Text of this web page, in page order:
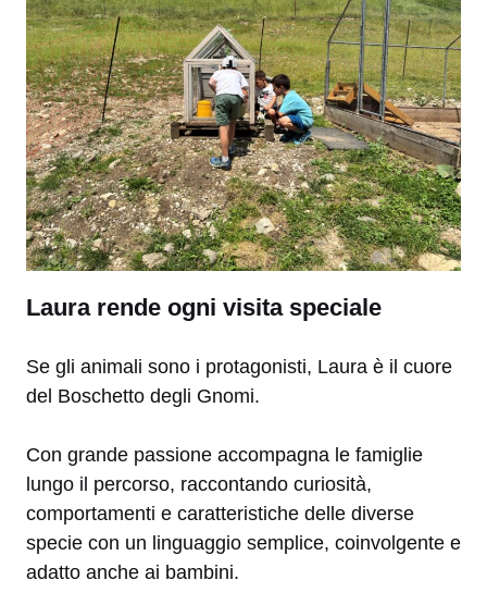
Laura rende ogni visita speciale
Se gli animali sono i protagonisti, Laura è il cuore
del Boschetto degli Gnomi.
Con grande passione accompagna le famiglie
lungo il percorso, raccontando curiosità,
comportamenti e caratteristiche delle diverse
specie con un linguaggio semplice, coinvolgente e
adatto anche ai bambini.